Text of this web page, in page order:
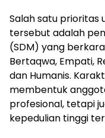
Salah satu prioritas
tersebut adalah
(SDM) yang
Bertaqwa, Empati,
dan Humanis.
membentuk
profesional, tetapi
kepedulian tinggi